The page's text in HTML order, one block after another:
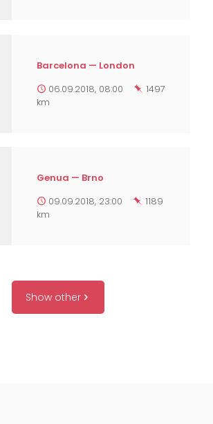
Barcelona — London
06.09.2018, 08:00
1497
km
Genua — Brno
09.09.2018, 23:00
1189
km
Show other